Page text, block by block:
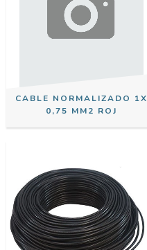
CABLE NORMALIZADO 1X
0,75 MM2 ROJ